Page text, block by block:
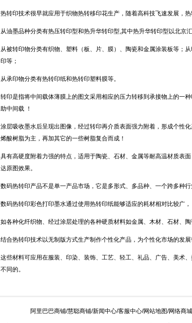
热转印技术很早就应用于织物热转移印花生产，随着高科技飞速发展，热
从油墨品种分类有热压转印型和热升华转印型,其中热升华转印型以北京
从被转印物分类有织物、塑料（板、片、膜）、陶瓷和金属涂装板等；
印等；
从承印物分类有热转印纸和热转印塑料膜等。
转印是指将中间载体薄膜上的图文采用相应的压力转移到承接物上的一
助中间载 ！
涂层吸收墨水后呈现出图像，经过转印再介质表面强力附着，形成个性
烯酸树脂为主，再加其它的一些树脂复合而成！
具有高硬度附着力强的特点，适用于陶瓷、石材、金属等耐高温材质表
达原图效果。
数码热转印产品不是单一产品市场，它是多形式、多品种、一个跨多种行
数码热转印彩色打印墨水通过使用热转印纸能够适应的耗材相对比较广，
如各种化纤织物、经过涂层处理的各种硬质材料如金属、木材、石材、
结合热转印技术以无制版方式生产制作个性化产品，为个性化市场的发展
这些材料可应用在服装、印染、装饰、工艺、轻工、礼品、广告、美术
不同的。
阿里巴巴商铺/慧聪商铺/新闻中心/客服中心/网站地图/网络商城